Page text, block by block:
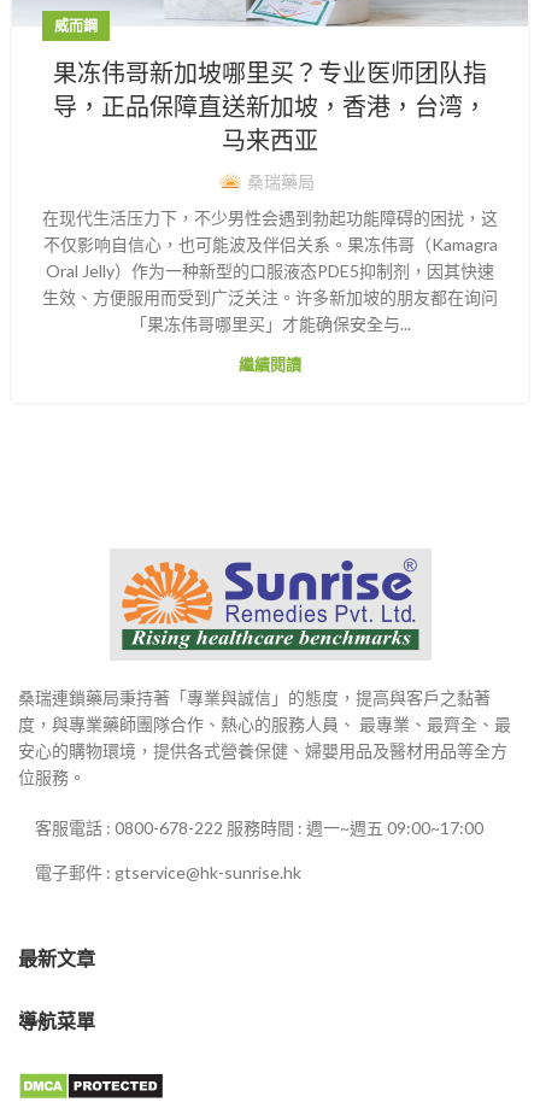
威而鋼
果冻伟哥新加坡哪里买？专业医师团队指
导，正品保障直送新加坡，香港，台湾，
马来西亚
桑瑞藥局
在现代生活压力下，不少男性会遇到勃起功能障碍的困扰，这
不仅影响自信心，也可能波及伴侣关系。果冻伟哥（Kamagra
Oral Jelly）作为一种新型的口服液态PDE5抑制剂，因其快速
生效、方便服用而受到广泛关注。许多新加坡的朋友都在询问
「果冻伟哥哪里买」才能确保安全与...
繼續閱讀
桑瑞連鎖藥局秉持著「專業與誠信」的態度，提高與客戶之黏著
度，與專業藥師團隊合作、熱心的服務人員、 最專業、最齊全、最
安心的購物環境，提供各式營養保健、婦嬰用品及醫材用品等全方
位服務。
客服電話 : 0800-678-222 服務時間 : 週一~週五 09:00~17:00
電子郵件 : gtservice@hk-sunrise.hk
最新文章
導航菜單